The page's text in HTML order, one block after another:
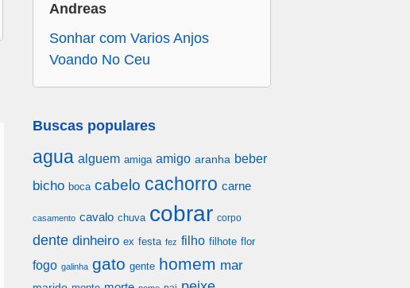
Andreas
Sonhar com Varios Anjos
Voando No Ceu
Buscas populares
agua alguem amiga amigo aranha beber
bicho boca cabelo cachorro carne
casamento cavalo chuva cobrar corpo
dente dinheiro ex festa fez filho filhote flor
fogo galinha gato gente homem mar